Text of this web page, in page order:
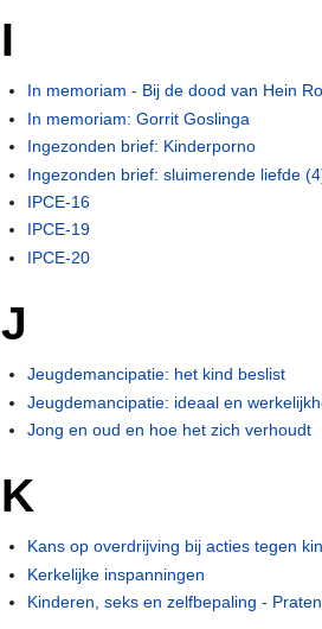
I
In memoriam - Bij de dood van Hein
In memoriam: Gorrit Goslinga
Ingezonden brief: Kinderporno
Ingezonden brief: sluimerende liefde
IPCE-16
IPCE-19
IPCE-20
J
Jeugdemancipatie: het kind beslist
Jeugdemancipatie: ideaal en
Jong en oud en hoe het zich verhoudt
K
Kans op overdrijving bij acties tegen
Kerkelijke inspanningen
Kinderen, seks en zelfbepaling -